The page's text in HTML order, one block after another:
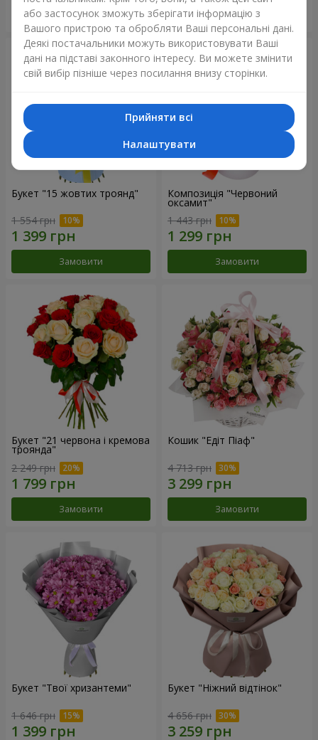
Замовити Замовити
Букет "15 жовтих троянд"
1 554 грн
Замовити
Композиція "Червоний
оксамит"
1 443 грн
Замовити
Букет "21 червона і кремова
троянда"
2 249 грн
Замовити
Кошик "Едіт Піаф"
4 713 грн
Замовити
Букет "Твої хризантеми"
1 646 грн
Букет "Ніжний відтінок"
4 656 грн
або застосунок зможуть зберігати інформацію з
Вашого пристрою та обробляти Ваші персональні дані.
Деякі постачальники можуть використовувати Ваші
дані на підставі законного інтересу. Ви можете змінити
свій вибір пізніше через посилання внизу сторінки.
Прийняти всі
Налаштувати